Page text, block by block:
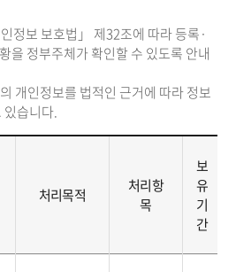
정보 보호법」 제32조에 따라 등록·
을 정부주체가 확인할 수 있도록 안내
개인정보를 법적인 근거에 따라 정보
있습니다.
처리목적
처리항
목
보
유
기
간